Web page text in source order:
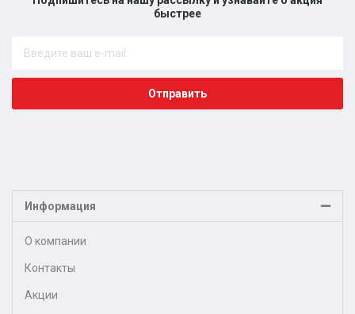
быстрее​
Отправить
Информация
О компании
Контакты
Акции